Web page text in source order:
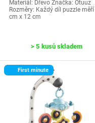
Materiál: Dřevo Značka: Otuuz
Rozměry: Každý díl puzzle
cm x 12 cm
> 5 kusů skladem
First minute